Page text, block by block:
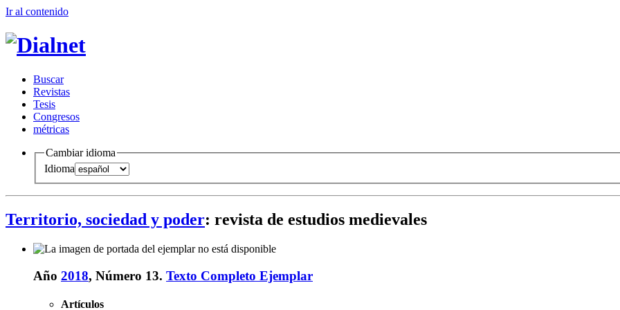
Ir al contenido
Buscar
Revistas
Tesis
Congresos
métricas
Cambiar idioma
Idioma
Territorio, sociedad y poder: revista de estudios medievales
Año 2018, Número 13. Texto Completo Ejemplar
Artículos